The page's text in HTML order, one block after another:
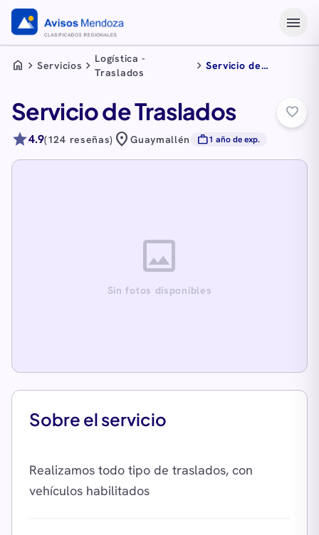
menu
home chevron_right Servicios chevron_rightLogística -
Traslados
chevron_right Servicio de
Servicio de Traslados
star4.9(124 reseñas) location_onGuaymallén work1 año de exp.
favorite_border
image
Sin fotos disponibles
Sobre el servicio
Realizamos todo tipo de traslados, con